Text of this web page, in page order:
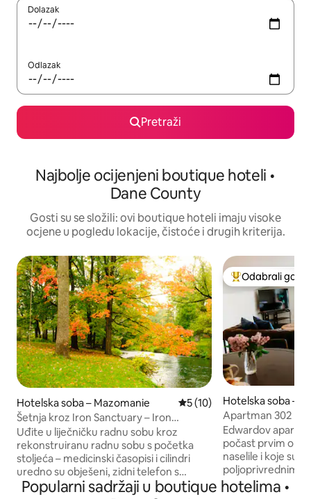
Dolazak
Odlazak
Pretraži
Najbolje ocijenjeni boutique hoteli •
Dane County
Gosti su se složili: ovi boutique hoteli imaju visoke
ocjene u pogledu lokacije, čistoće i drugih kriterija.
Hotelska soba – Mazomanie Prosječna ocjena: 5/5,
5 (10)
Šetnja kroz Iron Sanctuary – Iron
Amethyst Inn
Uđite u liječničku radnu sobu kroz
rekonstruiranu radnu sobu s početka
stoljeća – medicinski časopisi i cilindri
uredno su obješeni, zidni telefon s
ručicom i kalendar izgledaju kao da se
Među najviše
Odabrali gosti
Hotelska soba –
Apartman 302
krevet (širine 150
Edwardov
počast prvim
naselile i koje su
poljoprivrednim
aktivnostima
Smješten na
Popularni sadržaji u boutique hotelima •